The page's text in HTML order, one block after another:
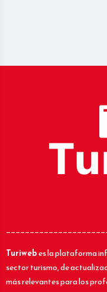
Turiwebes la plataforma
sector turismo, de
más relevantes para los